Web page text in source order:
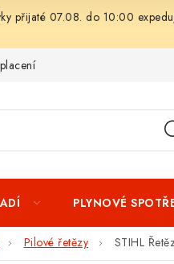
přijaté 07.08. do 10:00
PLYNOVÉ
Pilové řetězy STIHL